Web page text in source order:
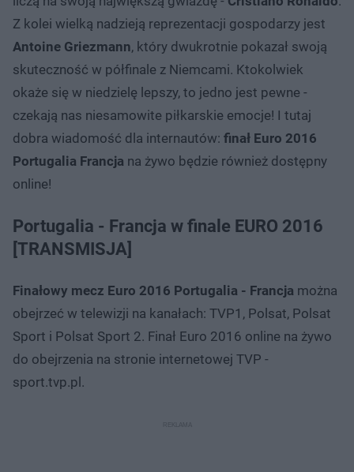
Z kolei wielką nadzieją reprezentacji gospodarzy jest
Antoine Griezmann, który dwukrotnie pokazał swoją
skuteczność w półfinale z Niemcami. Ktokolwiek
okaże się w niedzielę lepszy, to jedno jest pewne -
czekają nas niesamowite piłkarskie emocje! I tutaj
dobra wiadomość dla internautów: finał Euro 2016
Portugalia Francja na żywo będzie również dostępny
online!
Portugalia - Francja w finale EURO 2016
[TRANSMISJA]
Finałowy mecz Euro 2016 Portugalia - Francja można
obejrzeć w telewizji na kanałach: TVP1, Polsat, Polsat
Sport i Polsat Sport 2. Finał Euro 2016 online na żywo
do obejrzenia na stronie internetowej TVP -
sport.tvp.pl.